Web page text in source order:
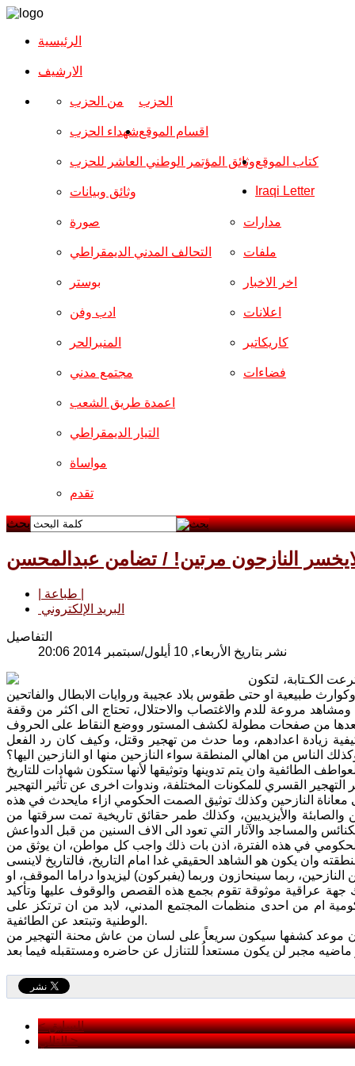
الرئيسية
الارشیف
الحزب من الحزب
شهداء الحزب
وثائق المؤتمر الوطني العاشر للحزب
وثائق وبيانات
اقسام الموقع
صورة
التحالف المدني الديمقراطي
بوستر
ادب وفن
المنبرالحر
مجتمع مدني
مدارات
ملفات
اخر الاخبار
اعلانات
كاريكاتير
فضاءات
اعمدة طريق الشعب
التيار الديمقراطي
مواساة
تقدم
كتاب الموقع
Iraqi Letter
بحث
النازحون مرتين! / تضامن عبدالمحسن
البريد الإلكتروني
التفاصيل
نشر بتاريخ الأربعاء, 10 أيلول/سبتمبر 2014 20:06
الكـتابة، لتكون
مروعة للدم والاغتصاب والاحتلال، تحتاج الى اكثر من وقفة
زيادة اعدادهم، وما حدث من تهجير وقتل، وكيف كان رد الفعل
الناس من اهالي المنطقة سواء النازحين منها او النازحين اليها؟
القسري للمكونات المختلفة، وندوات اخرى عن تأثير التهجير
النازحين وكذلك توثيق الصمت الحكومي ازاء مايحدث في هذه
والأيزيديين، وكذلك طمر حقائق تاريخية تمت سرقتها من
في هذه الفترة، اذن بات ذلك واجب كل مواطن، ان يوثق من
ربما سينحازون وربما (يفبركون) ليزيدوا دراما الموقف، او
عراقية موثوقة تقوم بجمع هذه القصص والوقوف عليها وتأكيد
ام من احدى منظمات المجتمع المدني، لابد من ان ترتكز على
الوطنية وتبتعد عن الطائفية.
ان موعد كشفها سيكون سريعاً على لسان من عاش محنة التهجير من
< السابق
التالي >